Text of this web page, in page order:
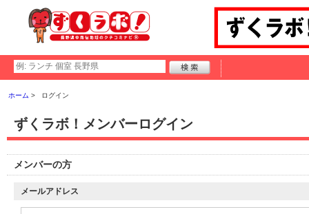
ホーム ログイン
ずくラボ！メンバーログイン
メンバーの方
メールアドレス